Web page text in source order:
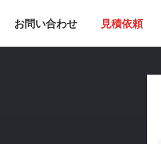
お問い合わせ 見積依頼